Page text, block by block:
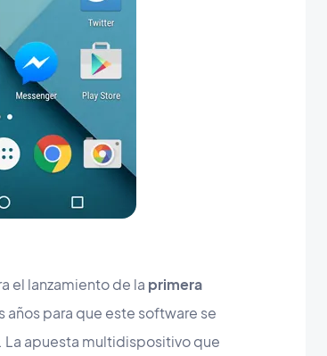
el lanzamiento de la primera
años para que este software se
apuesta multidispositivo que